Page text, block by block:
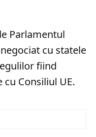
Parlamentul
cu statele
fiind
Consiliul UE.